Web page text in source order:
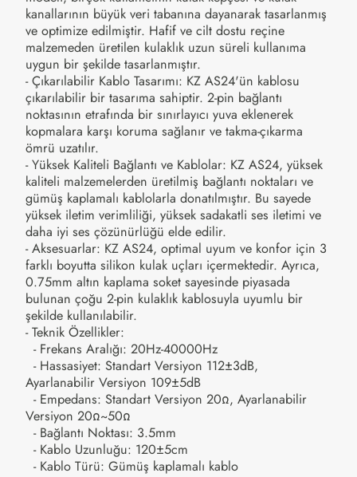
kanallarının büyük veri tabanına dayanarak tasarlanmış
ve optimize edilmiştir. Hafif ve cilt dostu reçine
malzemeden üretilen kulaklık uzun süreli kullanıma
uygun bir şekilde tasarlanmıştır.
- Çıkarılabilir Kablo Tasarımı: KZ AS24'ün kablosu
çıkarılabilir bir tasarıma sahiptir. 2-pin bağlantı
noktasının etrafında bir sınırlayıcı yuva eklenerek
kopmalara karşı koruma sağlanır ve takma-çıkarma
ömrü uzatılır.
- Yüksek Kaliteli Bağlantı ve Kablolar: KZ AS24, yüksek
kaliteli malzemelerden üretilmiş bağlantı noktaları ve
gümüş kaplamalı kablolarla donatılmıştır. Bu sayede
yüksek iletim verimliliği, yüksek sadakatli ses iletimi ve
daha iyi ses çözünürlüğü elde edilir.
- Aksesuarlar: KZ AS24, optimal uyum ve konfor için 3
farklı boyutta silikon kulak uçları içermektedir. Ayrıca,
0.75mm altın kaplama soket sayesinde piyasada
bulunan çoğu 2-pin kulaklık kablosuyla uyumlu bir
şekilde kullanılabilir.
- Teknik Özellikler:
- Frekans Aralığı: 20Hz-40000Hz
- Hassasiyet: Standart Versiyon 112±3dB,
Ayarlanabilir Versiyon 109±5dB
- Empedans: Standart Versiyon 20Ω, Ayarlanabilir
Versiyon 20Ω~50Ω
- Bağlantı Noktası: 3.5mm
- Kablo Uzunluğu: 120±5cm
- Kablo Türü: Gümüş kaplamalı kablo